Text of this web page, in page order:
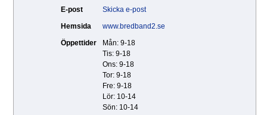
E-post
Skicka e-post
Hemsida
www.bredband2.se
Öppettider
Mån: 9-18
Tis: 9-18
Ons: 9-18
Tor: 9-18
Fre: 9-18
Lör: 10-14
Sön: 10-14